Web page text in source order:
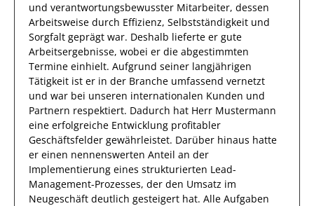
und verantwortungsbewusster Mitarbeiter, dessen
Arbeitsweise durch Effizienz, Selbstständigkeit und
Sorgfalt geprägt war. Deshalb lieferte er gute
Arbeitsergebnisse, wobei er die abgestimmten
Termine einhielt. Aufgrund seiner langjährigen
Tätigkeit ist er in der Branche umfassend vernetzt
und war bei unseren internationalen Kunden und
Partnern respektiert. Dadurch hat Herr Mustermann
eine erfolgreiche Entwicklung profitabler
Geschäftsfelder gewährleistet. Darüber hinaus hatte
er einen nennenswerten Anteil an der
Implementierung eines strukturierten Lead-
Management-Prozesses, der den Umsatz im
Neugeschäft deutlich gesteigert hat. Alle Aufgaben